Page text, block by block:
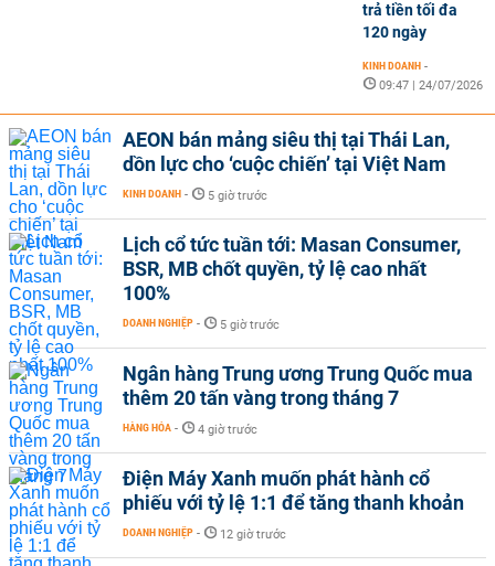
trả tiền tối đa
120 ngày
KINH DOANH -
09:47 | 24/07/2026
AEON bán mảng siêu thị tại Thái Lan,
dồn lực cho ‘cuộc chiến’ tại Việt Nam
KINH DOANH - 5 giờ trước
Lịch cổ tức tuần tới: Masan Consumer,
BSR, MB chốt quyền, tỷ lệ cao nhất
100%
DOANH NGHIỆP - 5 giờ trước
Ngân hàng Trung ương Trung Quốc mua
thêm 20 tấn vàng trong tháng 7
HÀNG HÓA - 4 giờ trước
Điện Máy Xanh muốn phát hành cổ
phiếu với tỷ lệ 1:1 để tăng thanh khoản
DOANH NGHIỆP - 12 giờ trước